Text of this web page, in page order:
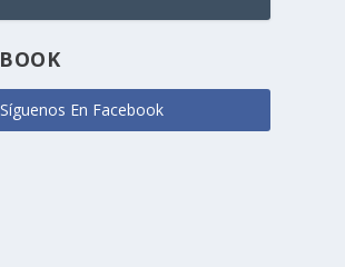
Síguenos En Facebook